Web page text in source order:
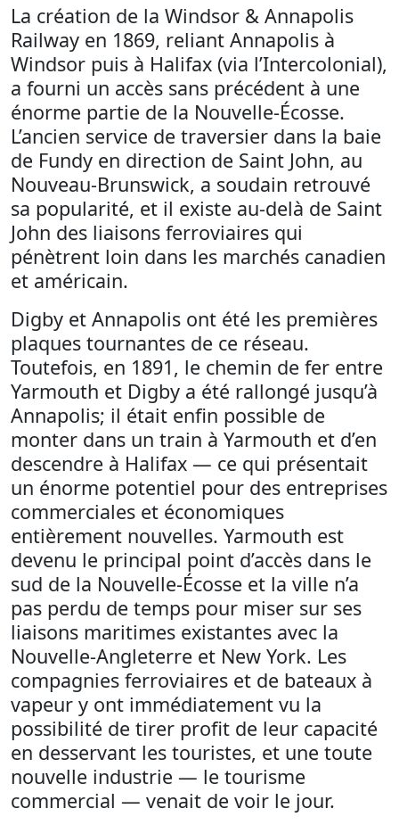
La création de la Windsor & Annapolis
Railway en 1869, reliant Annapolis à
Windsor puis à Halifax (via l’Intercolonial),
a fourni un accès sans précédent à une
énorme partie de la Nouvelle-Écosse.
L’ancien service de traversier dans la baie
de Fundy en direction de Saint John, au
Nouveau-Brunswick, a soudain retrouvé
sa popularité, et il existe au-delà de Saint
John des liaisons ferroviaires qui
pénètrent loin dans les marchés canadien
et américain.
Digby et Annapolis ont été les premières
plaques tournantes de ce réseau.
Toutefois, en 1891, le chemin de fer entre
Yarmouth et Digby a été rallongé jusqu’à
Annapolis; il était enfin possible de
monter dans un train à Yarmouth et d’en
descendre à Halifax — ce qui présentait
un énorme potentiel pour des entreprises
commerciales et économiques
entièrement nouvelles. Yarmouth est
devenu le principal point d’accès dans le
sud de la Nouvelle-Écosse et la ville n’a
pas perdu de temps pour miser sur ses
liaisons maritimes existantes avec la
Nouvelle-Angleterre et New York. Les
compagnies ferroviaires et de bateaux à
vapeur y ont immédiatement vu la
possibilité de tirer profit de leur capacité
en desservant les touristes, et une toute
nouvelle industrie — le tourisme
commercial — venait de voir le jour.